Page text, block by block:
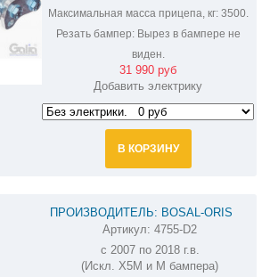
Максимальная масса прицепа, кг:3500.
Резать бампер:Вырез в бампере не
виден.
31 990 руб
Добавить электрику
В КОРЗИНУ
ПРОИЗВОДИТЕЛЬ: BOSAL-ORIS
ФАРКОП НА BMW X5 4755-D2
Артикул: 4755-D2
с 2007 по 2018 г.в.
(Искл. X5M и M бампера)